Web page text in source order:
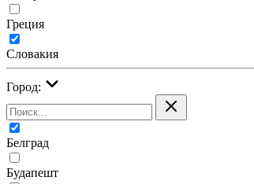
Греция
Словакия
Город:
Белград
Будапешт